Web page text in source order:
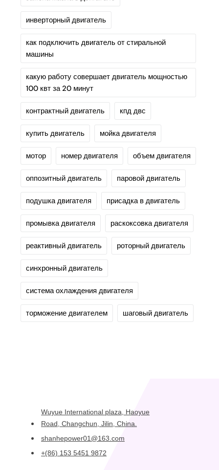
инверторный двигатель
как подключить двигатель от стиральной
машины
какую работу совершает двигатель мощностью
100 квт за 20 минут
контрактный двигатель кпд двс
купить двигатель мойка двигателя
мотор номер двигателя объем двигателя
оппозитный двигатель паровой двигатель
подушка двигателя присадка в двигатель
промывка двигателя раскоксовка двигателя
реактивный двигатель роторный двигатель
синхронный двигатель
система охлаждения двигателя
торможение двигателем шаговый двигатель
Wuyue International plaza, Haoyue
Road, Changchun, Jilin, China.
shanhepower01@163.com
+(86) 153 5451 9872